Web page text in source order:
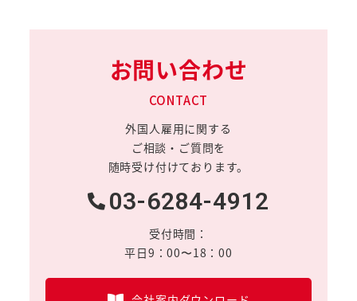
お問い合わせ
CONTACT
外国人雇用に関する
ご相談・ご質問を
随時受け付けております。
03-6284-4912
受付時間：
平日9：00〜18：00